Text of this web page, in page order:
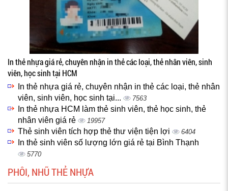
In thẻ nhựa giá rẻ, chuyên nhận in thẻ các loại, thẻ nhân viên, sinh
viên, học sinh tại HCM
In thẻ nhựa giá rẻ, chuyên nhận in thẻ các loại, thẻ nhân
viên, sinh viên, học sinh tại...
7563
In thẻ nhựa HCM làm thẻ sinh viên, thẻ học sinh, thẻ
nhân viên giá rẻ
19957
Thẻ sinh viên tích hợp thẻ thư viện tiện lợi 6404
In thẻ sinh viên số lượng lớn giá rẻ tại Bình Thạnh
5770
PHÔI, NHŨ THẺ NHỰA